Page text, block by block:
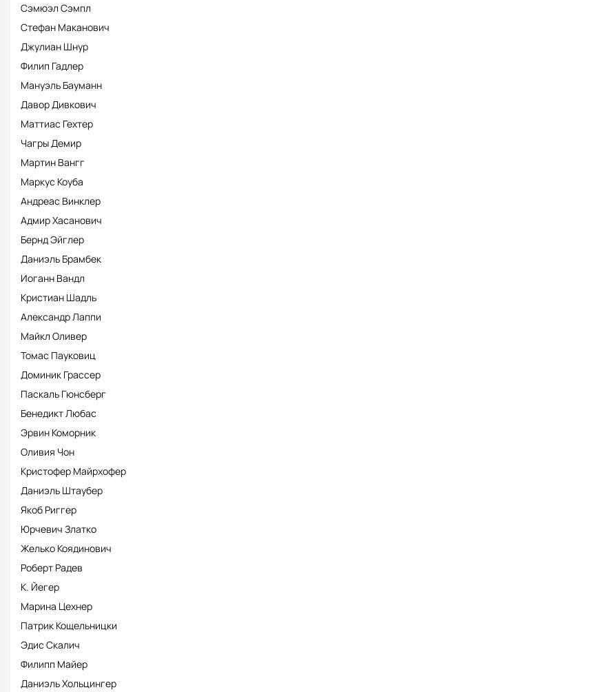
Сэмюэл Сэмпл
Стефан Маканович
Джулиан Шнур
Филип Гадлер
Мануэль Бауманн
Давор Дивкович
Маттиас Гехтер
Чагры Демир
Мартин Вангг
Маркус Коуба
Андреас Винклер
Адмир Хасанович
Бернд Эйглер
Даниэль Брамбек
Иоганн Вандл
Кристиан Шадль
Александр Лаппи
Майкл Оливер
Томас Пауковиц
Доминик Грассер
Паскаль Гюнсберг
Бенедикт Любас
Эрвин Коморник
Оливия Чон
Кристофер Майрхофер
Даниэль Штаубер
Якоб Риггер
Юрчевич Златко
Желько Коядинович
Роберт Радев
К. Йегер
Марина Цехнер
Патрик Кощельницки
Эдис Скалич
Филипп Майер
Даниэль Хольцингер